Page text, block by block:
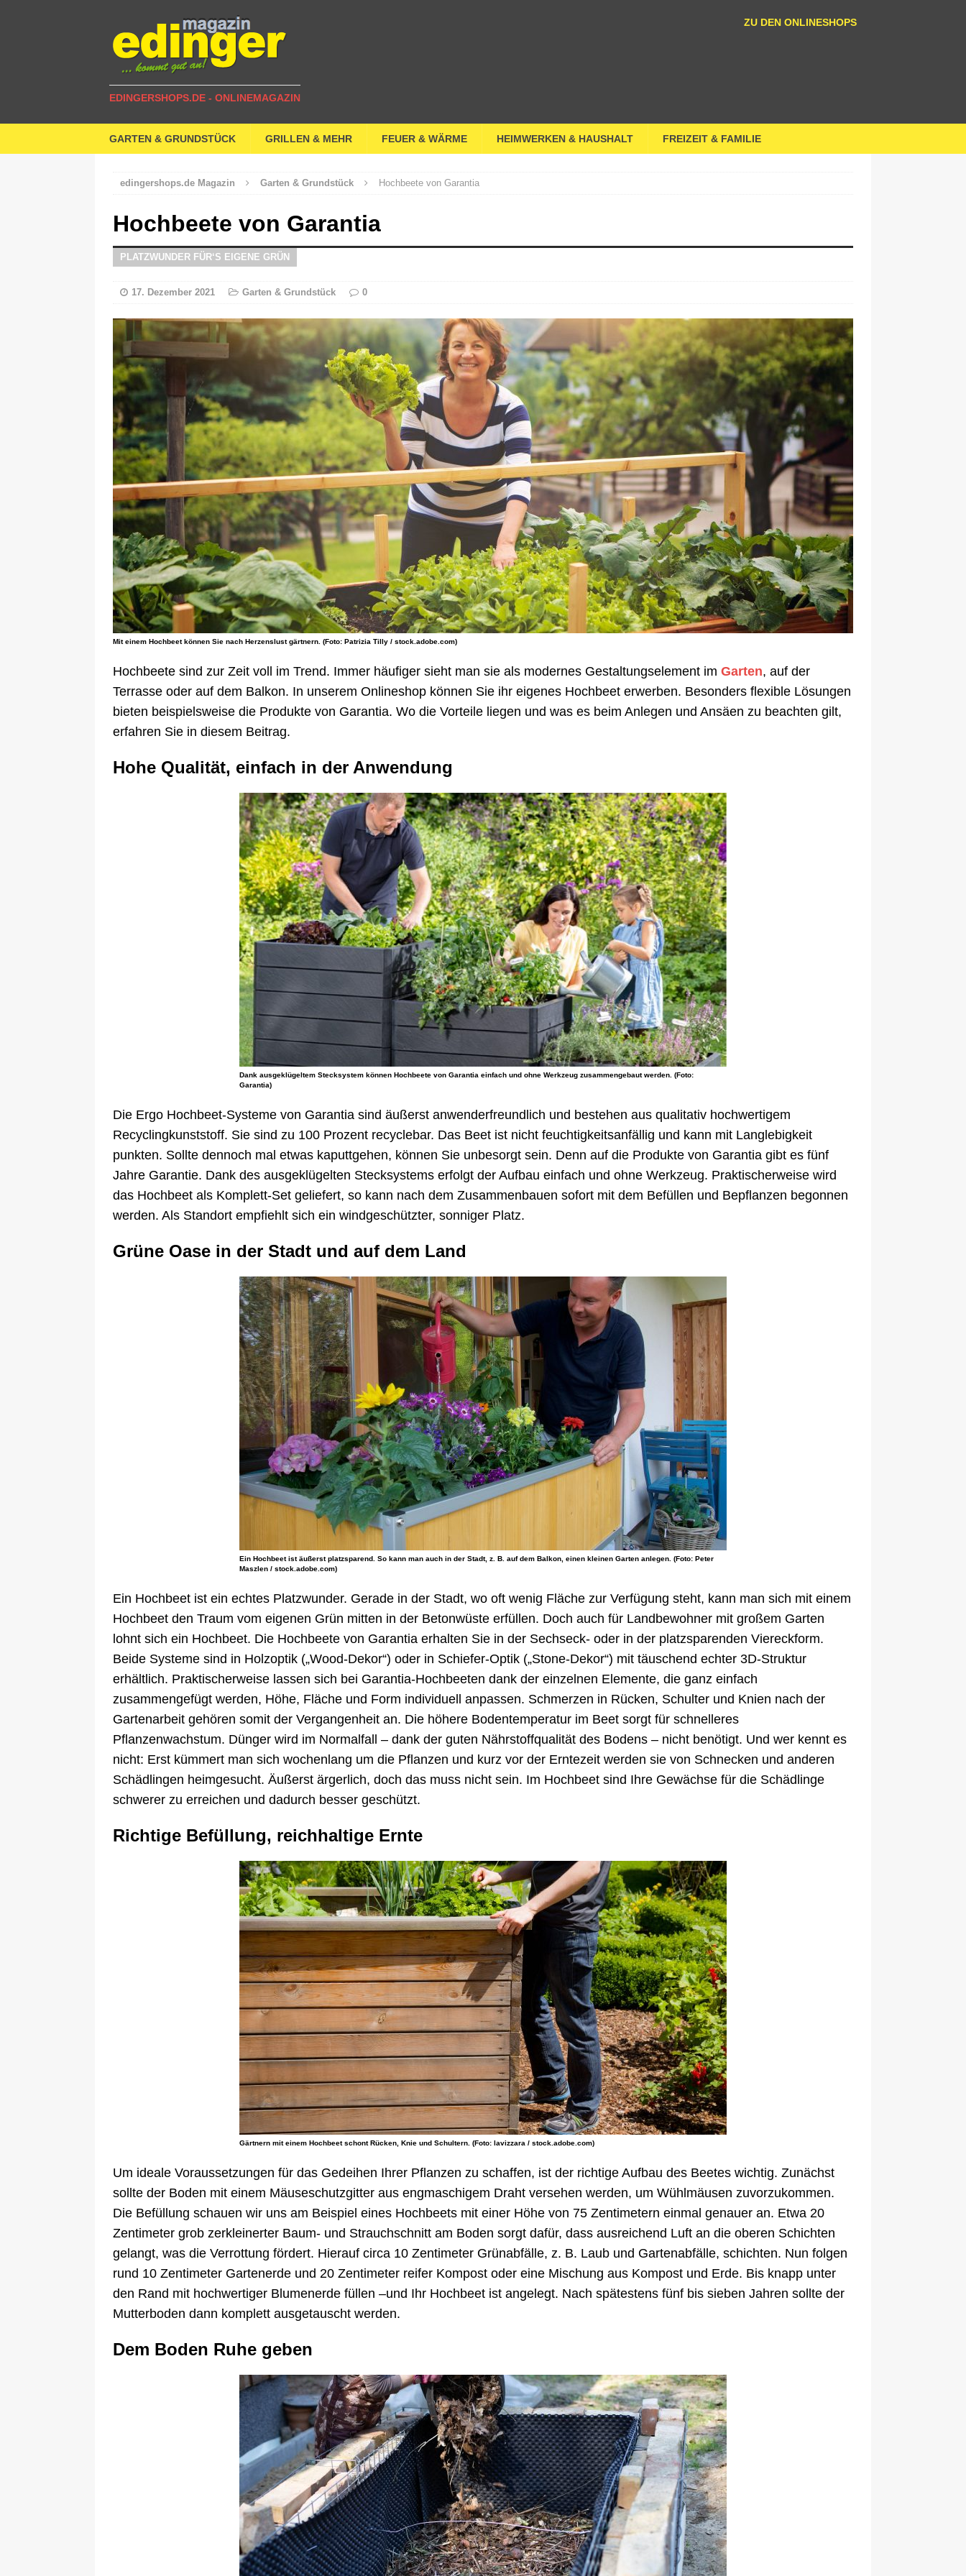
EDINGERSHOPS.DE - ONLINEMAGAZIN
ZU DEN ONLINESHOPS
GARTEN & GRUNDSTÜCK GRILLEN & MEHR FEUER & WÄRME HEIMWERKEN & HAUSHALT FREIZEIT & FAMILIE
edingershops.de Magazin Garten & Grundstück Hochbeete von Garantia
Hochbeete von Garantia
PLATZWUNDER FÜR‘S EIGENE GRÜN
17. Dezember 2021 Garten & Grundstück 0
Mit einem Hochbeet können Sie nach Herzenslust gärtnern. (Foto: Patrizia Tilly / stock.adobe.com)
Hochbeete sind zur Zeit voll im Trend. Immer häufiger sieht man sie als modernes Gestaltungselement im Garten, auf der
Terrasse oder auf dem Balkon. In unserem Onlineshop können Sie ihr eigenes Hochbeet erwerben. Besonders flexible Lösungen
bieten beispielsweise die Produkte von Garantia. Wo die Vorteile liegen und was es beim Anlegen und Ansäen zu beachten gilt,
erfahren Sie in diesem Beitrag.
Hohe Qualität, einfach in der Anwendung
Dank ausgeklügeltem Stecksystem können Hochbeete von Garantia einfach und ohne Werkzeug zusammengebaut werden. (Foto:
Garantia)
Die Ergo Hochbeet-Systeme von Garantia sind äußerst anwenderfreundlich und bestehen aus qualitativ hochwertigem
Recyclingkunststoff. Sie sind zu 100 Prozent recyclebar. Das Beet ist nicht feuchtigkeitsanfällig und kann mit Langlebigkeit
punkten. Sollte dennoch mal etwas kaputtgehen, können Sie unbesorgt sein. Denn auf die Produkte von Garantia gibt es fünf
Jahre Garantie. Dank des ausgeklügelten Stecksystems erfolgt der Aufbau einfach und ohne Werkzeug. Praktischerweise wird
das Hochbeet als Komplett-Set geliefert, so kann nach dem Zusammenbauen sofort mit dem Befüllen und Bepflanzen begonnen
werden. Als Standort empfiehlt sich ein windgeschützter, sonniger Platz.
Grüne Oase in der Stadt und auf dem Land
Ein Hochbeet ist äußerst platzsparend. So kann man auch in der Stadt, z. B. auf dem Balkon, einen kleinen Garten anlegen. (Foto: Peter
Maszlen / stock.adobe.com)
Ein Hochbeet ist ein echtes Platzwunder. Gerade in der Stadt, wo oft wenig Fläche zur Verfügung steht, kann man sich mit einem
Hochbeet den Traum vom eigenen Grün mitten in der Betonwüste erfüllen. Doch auch für Landbewohner mit großem Garten
lohnt sich ein Hochbeet. Die Hochbeete von Garantia erhalten Sie in der Sechseck- oder in der platzsparenden Viereckform.
Beide Systeme sind in Holzoptik („Wood-Dekor“) oder in Schiefer-Optik („Stone-Dekor“) mit täuschend echter 3D-Struktur
erhältlich. Praktischerweise lassen sich bei Garantia-Hochbeeten dank der einzelnen Elemente, die ganz einfach
zusammengefügt werden, Höhe, Fläche und Form individuell anpassen. Schmerzen in Rücken, Schulter und Knien nach der
Gartenarbeit gehören somit der Vergangenheit an. Die höhere Bodentemperatur im Beet sorgt für schnelleres
Pflanzenwachstum. Dünger wird im Normalfall – dank der guten Nährstoffqualität des Bodens – nicht benötigt. Und wer kennt es
nicht: Erst kümmert man sich wochenlang um die Pflanzen und kurz vor der Erntezeit werden sie von Schnecken und anderen
Schädlingen heimgesucht. Äußerst ärgerlich, doch das muss nicht sein. Im Hochbeet sind Ihre Gewächse für die Schädlinge
schwerer zu erreichen und dadurch besser geschützt.
Richtige Befüllung, reichhaltige Ernte
Gärtnern mit einem Hochbeet schont Rücken, Knie und Schultern. (Foto: lavizzara / stock.adobe.com)
Um ideale Voraussetzungen für das Gedeihen Ihrer Pflanzen zu schaffen, ist der richtige Aufbau des Beetes wichtig. Zunächst
sollte der Boden mit einem Mäuseschutzgitter aus engmaschigem Draht versehen werden, um Wühlmäusen zuvorzukommen.
Die Befüllung schauen wir uns am Beispiel eines Hochbeets mit einer Höhe von 75 Zentimetern einmal genauer an. Etwa 20
Zentimeter grob zerkleinerter Baum- und Strauchschnitt am Boden sorgt dafür, dass ausreichend Luft an die oberen Schichten
gelangt, was die Verrottung fördert. Hierauf circa 10 Zentimeter Grünabfälle, z. B. Laub und Gartenabfälle, schichten. Nun folgen
rund 10 Zentimeter Gartenerde und 20 Zentimeter reifer Kompost oder eine Mischung aus Kompost und Erde. Bis knapp unter
den Rand mit hochwertiger Blumenerde füllen –und Ihr Hochbeet ist angelegt. Nach spätestens fünf bis sieben Jahren sollte der
Mutterboden dann komplett ausgetauscht werden.
Dem Boden Ruhe geben